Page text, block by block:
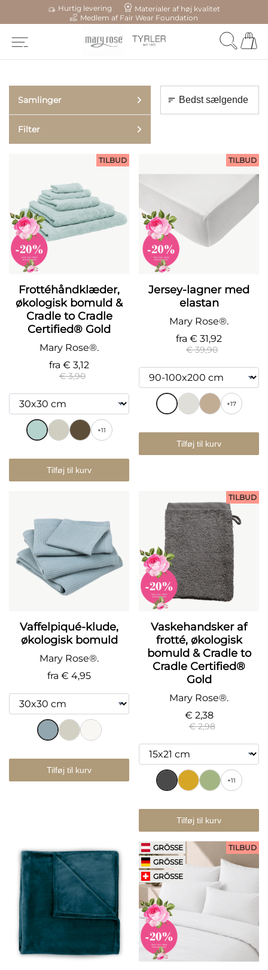
Hurtig levering
Materialer af høj kvalitet
Medlem af Fair Wear Foundation
Samlinger
Filter
Frottéhåndklæder,
økologisk bomuld &
Cradle to Cradle
Certified® Gold
TILBUD
Mary Rose®.
fra € 3,12
€ 3,90
+11
Tilføj til kurv
Jersey-lagner med
elastan
TILBUD
Mary Rose®.
fra € 31,92
€ 39,90
+17
Tilføj til kurv
Vaffelpiqué-klude,
økologisk bomuld
Mary Rose®.
fra € 4,95
Tilføj til kurv
Vaskehandsker af
frotté, økologisk
bomuld & Cradle to
Cradle Certified®
Gold
TILBUD
Mary Rose®.
€ 2,38
€ 2,98
+11
Tilføj til kurv
GRÖSSE
GRÖSSE
GRÖSSE
TILBUD